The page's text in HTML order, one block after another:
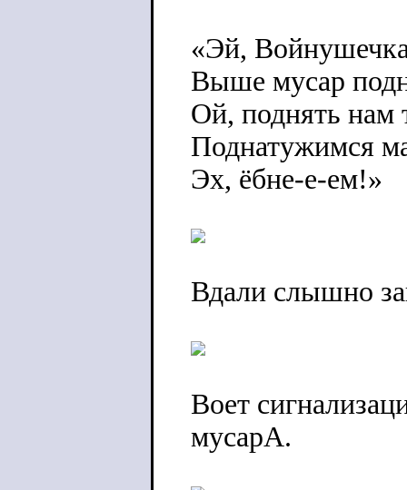
«Эй,
Выше мусар
Ой, поднять нам
Поднатужимся
Эх, ёбне-е-ем!»
Вдали слышно
Воет
мусарА.